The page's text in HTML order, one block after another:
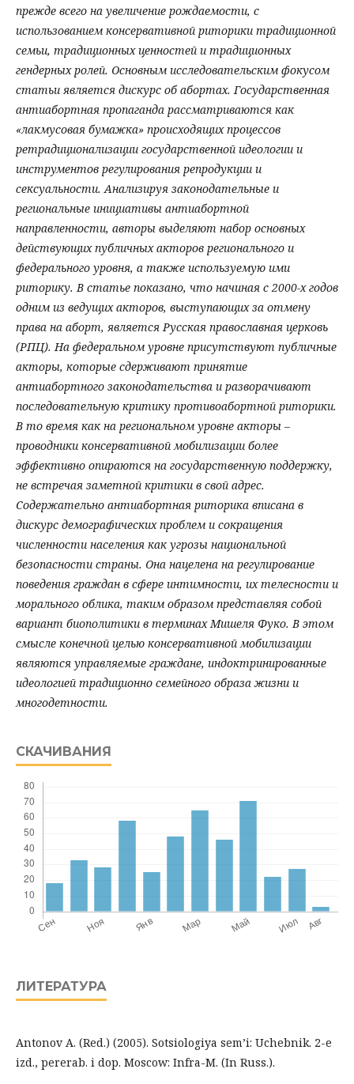
прежде всего на увеличение рождаемости, с
использованием консервативной риторики традиционной
семьи, традиционных ценностей и традиционных
гендерных ролей. Основным исследовательским фокусом
статьи является дискурс об абортах. Государственная
антиабортная пропаганда рассматриваются как
«лакмусовая бумажка» происходящих процессов
ретрадиционализации государственной идеологии и
инструментов регулирования репродукции и
сексуальности. Анализируя законодательные и
региональные инициативы антиабортной
направленности, авторы выделяют набор основных
действующих публичных акторов регионального и
федерального уровня, а также используемую ими
риторику. В статье показано, что начиная с 2000-х годов
одним из ведущих акторов, выступающих за отмену
права на аборт, является Русская православная церковь
(РПЦ). На федеральном уровне присутствуют публичные
акторы, которые сдерживают принятие
антиабортного законодательства и разворачивают
последовательную критику противоабортной риторики.
В то время как на региональном уровне акторы –
проводники консервативной мобилизации более
эффективно опираются на государственную поддержку,
не встречая заметной критики в свой адрес.
Содержательно антиабортная риторика вписана в
дискурс демографических проблем и сокращения
численности населения как угрозы национальной
безопасности страны. Она нацелена на регулирование
поведения граждан в сфере интимности, их телесности и
морального облика, таким образом представляя собой
вариант биополитики в терминах Мишеля Фуко. В этом
смысле конечной целью консервативной мобилизации
являются управляемые граждане, индоктринированные
идеологией традиционно семейного образа жизни и
многодетности.
СКАЧИВАНИЯ
ЛИТЕРАТУРА
Antonov A. (Red.) (2005). Sotsiologiya sem’i: Uchebnik. 2-e
izd., pererab. i dop. Moscow: Infra-M. (In Russ.).